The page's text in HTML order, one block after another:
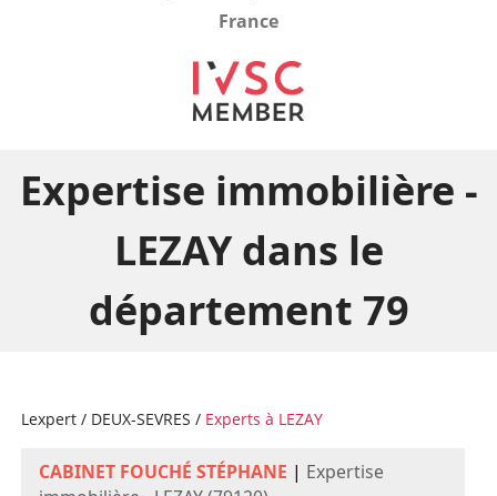
France
Expertise immobilière -
LEZAY dans le
département 79
Lexpert/ DEUX-SEVRES / Experts à LEZAY
CABINET FOUCHÉ STÉPHANE | Expertise